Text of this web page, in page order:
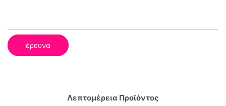
έρευνα
Λεπτομέρεια Προϊόντος